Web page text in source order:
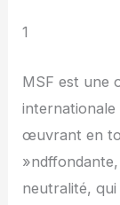
1
MSF est une
internationale
œuvrant en
neutralité,